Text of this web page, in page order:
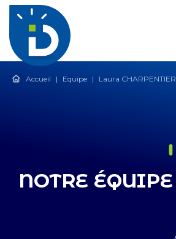
Accueil | Equipe | Laura CHARPENTIER
NOTRE ÉQUIPE